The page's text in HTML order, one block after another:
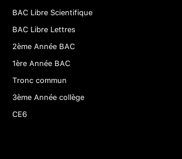
BAC Libre Scientifique
BAC Libre Lettres
2ème Année BAC
1ère Année BAC
Tronc commun
3ème Année collège
CE6